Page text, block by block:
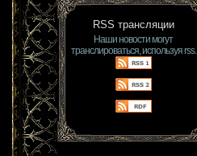
RSS трансляции
Наши новости могут
транслироваться, используя rss.